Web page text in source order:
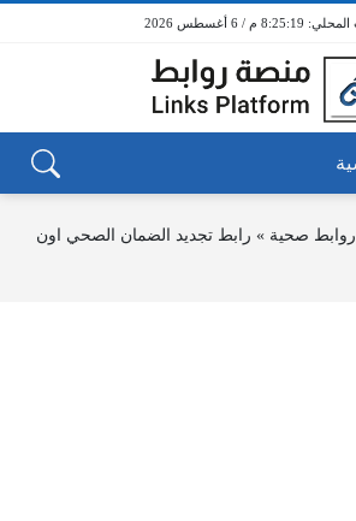
8:25:19 م / 6 أغسطس 2026
روابط صحية » رابط تجديد الضمان الصحي اون